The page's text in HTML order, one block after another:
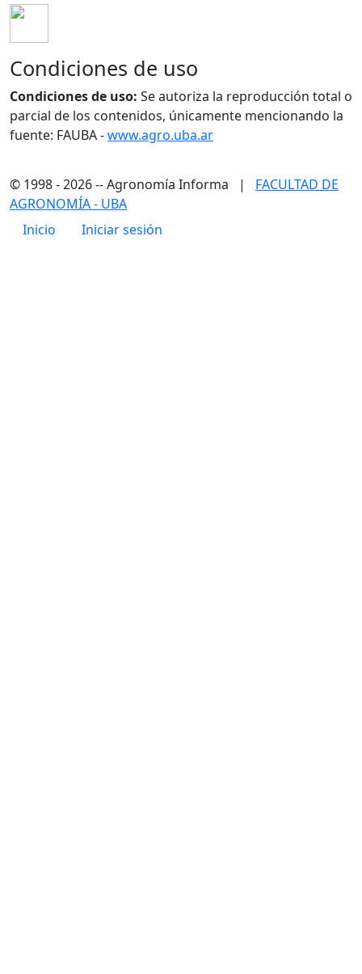
Condiciones de uso
Condiciones de uso: Se autoriza la reproducción total o
parcial de los contenidos, únicamente mencionando la
fuente: FAUBA -www.agro.uba.ar
© 1998 - 2026 -- Agronomía Informa | FACULTAD DE
AGRONOMÍA - UBA
Menú de cuenta de usuario
Inicio Iniciar sesión